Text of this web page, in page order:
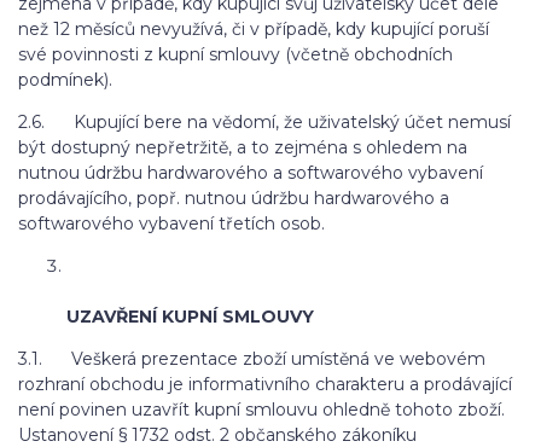
než 12 měsíců nevyužívá, či v případě, kdy kupující poruší
své povinnosti z kupní smlouvy (včetně obchodních
podmínek).
2.6. Kupující bere na vědomí, že uživatelský účet nemusí
být dostupný nepřetržitě, a to zejména s ohledem na
nutnou údržbu hardwarového a softwarového vybavení
prodávajícího, popř. nutnou údržbu hardwarového a
softwarového vybavení třetích osob.
UZAVŘENÍ KUPNÍ SMLOUVY
3.1. Veškerá prezentace zboží umístěná ve webovém
rozhraní obchodu je informativního charakteru a prodávající
není povinen uzavřít kupní smlouvu ohledně tohoto zboží.
Ustanovení § 1732 odst. 2 občanského zákoníku